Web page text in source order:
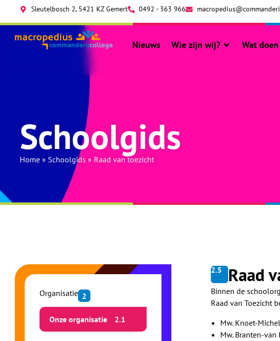
Sleutelbosch 2, 5421 KZ Gemert 0492 - 363 966
Nieuws Wie zijn wij? Wat
Schoolgids
Home » Schoolgids » Raad van toezicht
Organisatie 2
Onze organisatie 2.1
2.5 Raad
Binnen de
Raad van Toezicht
Mw. Knoet-
Mw. Branten-van